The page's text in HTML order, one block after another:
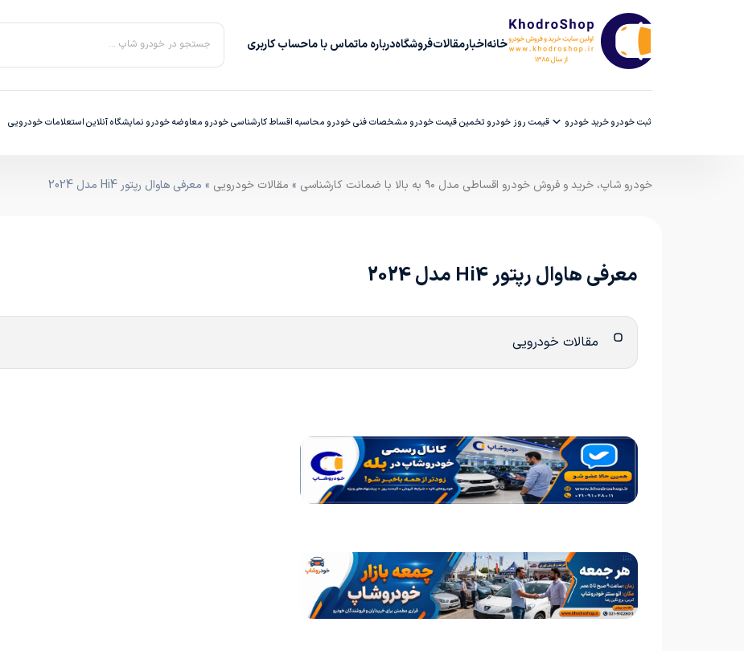
خانهاخبارمقالاتفروشگاهدرباره‌ ماتماس با ماحساب کاربری جستجو در خودرو شاپ ...
ثبت خودروخرید خودرو قیمت روز خودرو تخمین قیمت خودرو مشخصات فنی خودرو محاسبه اقساطکارشناسی خودرو معاوضه خودرو نمایشگاه آنلایناستعلامات خودرویی
خودرو شاپ، خرید و فروش خودرو اقساطی مدل ۹۰ به بالا با ضمانت کارشناسی » مقالات خودرویی » معرفی هاوال رپتور Hi4 مدل 2024
معرفی هاوال رپتور Hi4 مدل 2024
مقالات خودرویی